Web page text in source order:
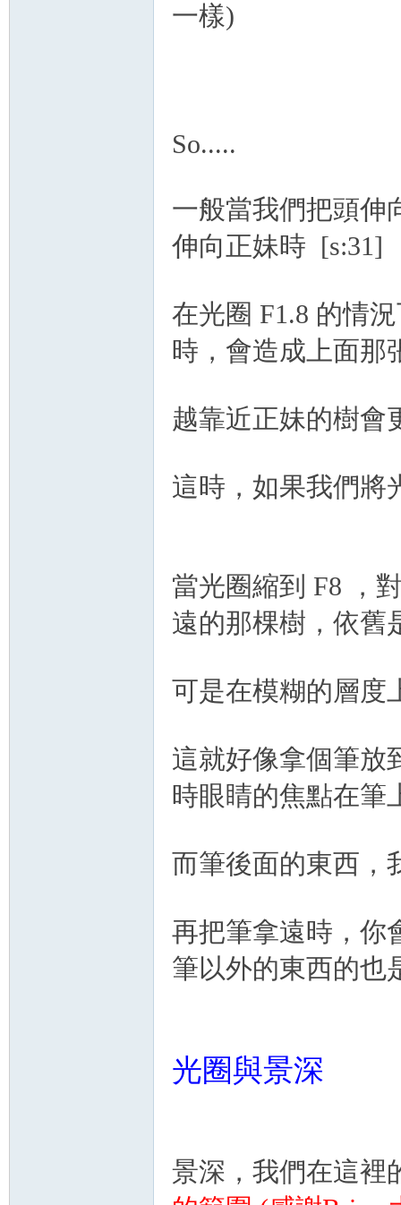
一樣)
So.....
一般當我們把頭伸
伸向正妹時 [s:31]
在光圈 F1.8 的情
時，會造成上面那
越靠近正妹的樹會
這時，如果我們將
當光圈縮到 F8 ，
遠的那棵樹，依舊
可是在模糊的層度
這就好像拿個筆放
時眼睛的焦點在筆
而筆後面的東西，
再把筆拿遠時，你
筆以外的東西的也
光圈與景深
景深，我們在這裡